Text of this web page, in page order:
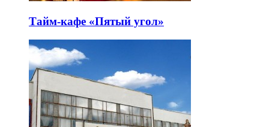
Тайм-кафе «Пятый угол»